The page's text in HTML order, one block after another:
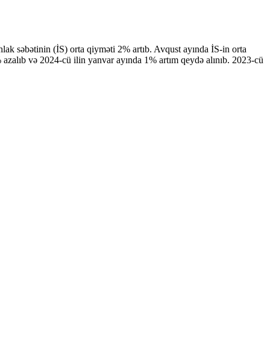
səbətinin (İS) orta qiyməti 2% artıb. Avqust ayında İS-in orta
və 2024-cü ilin yanvar ayında 1% artım qeydə alınıb. 2023-cü